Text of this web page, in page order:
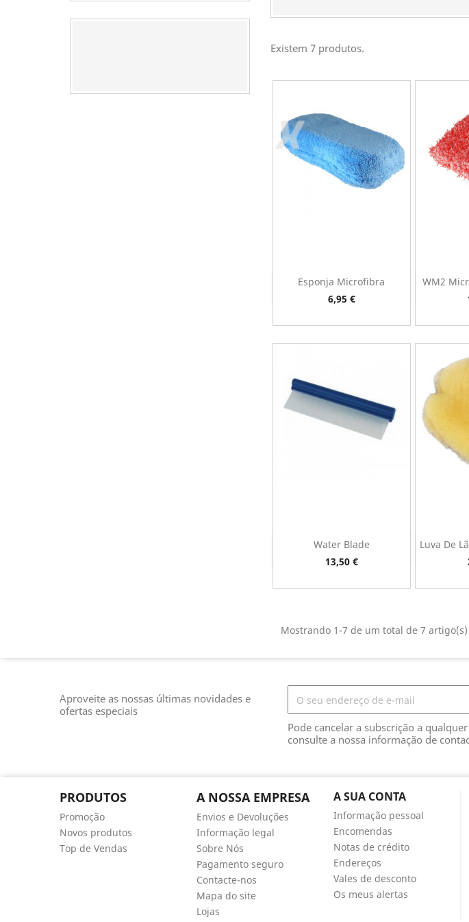
Existem 7 produtos.
Esponja Microfibra
Preço
6,95 €
Vista rápida
WM2
Water Blade
Preço
13,50 €
Vista rápida
Luva De

Mostrando 1-7 de um total de 7 artigo(s)
Aproveite as nossas últimas novidades e
ofertas especiais
Pode cancelar a subscrição a
consulte a nossa informação de
PRODUTOS
Promoção
Novos produtos
Top de Vendas
A NOSSA EMPRESA
Envios e Devoluções
Informação legal
Sobre Nós
Pagamento seguro
Contacte-nos
Mapa do site
Lojas
A SUA CONTA
Informação pessoal
Encomendas
Notas de crédito
Endereços
Vales de desconto
Os meus alertas